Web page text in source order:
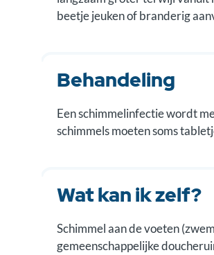
beetje jeuken of branderig
Behandeling
Een schimmelinfectie wordt
schimmels moeten soms
Wat kan ik zelf?
Schimmel aan de voeten
gemeenschappelijke